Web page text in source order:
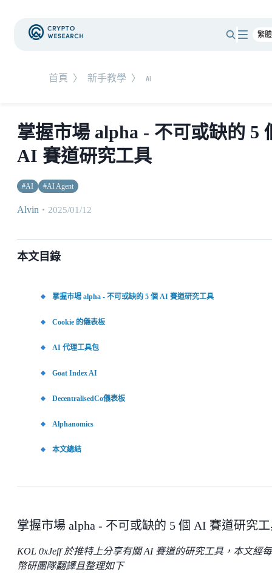
首頁 〉 新手教學 〉 AI
掌握市場 alpha - 不可或缺的 5
AI 賽道研究工具
#AI #AI Agent
Alvin ・ 2025/01/12
本文目錄
掌握市場 alpha - 不可或缺的 5 個 AI 賽道研究工具
Cookie 的儀表板
AI 代理工具包
Goat Index AI
DecentralisedCo儀表板
Alphanomics
本文總結
掌握市場 alpha - 不可或缺的 5 個 AI 賽道研究
KOL 0xJeff 於推特上分享有關 AI 賽道的研究工具，本文經
幣研團隊翻譯且整理如下